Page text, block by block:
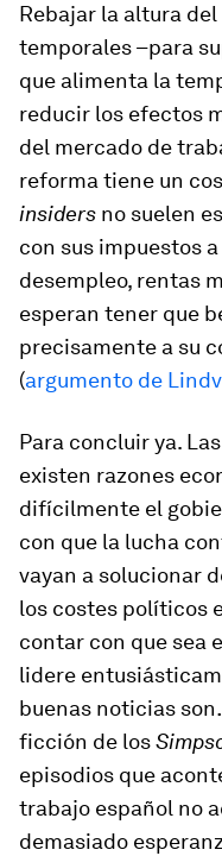
Rebajar la altura
temporales –para
que alimenta la
reducir los efectos
del mercado de
reforma tiene un
insiders no suelen
con sus impuestos
desempleo, rentas
esperan tener que
precisamente a su
(argumento de
Para concluir ya.
existen razones
difícilmente el
con que la lucha
vayan a solucionar
los costes políticos
contar con que sea
lidere
buenas noticias
ficción de los
episodios que
trabajo español no
demasiado